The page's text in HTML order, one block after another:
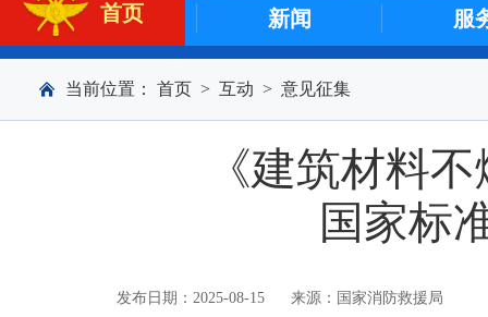
首页 新闻 服
当前位置： 首页 > 互动 > 意见征集
《建筑材料
国家标
发布日期：2025-08-15 来源：国家消防救援局